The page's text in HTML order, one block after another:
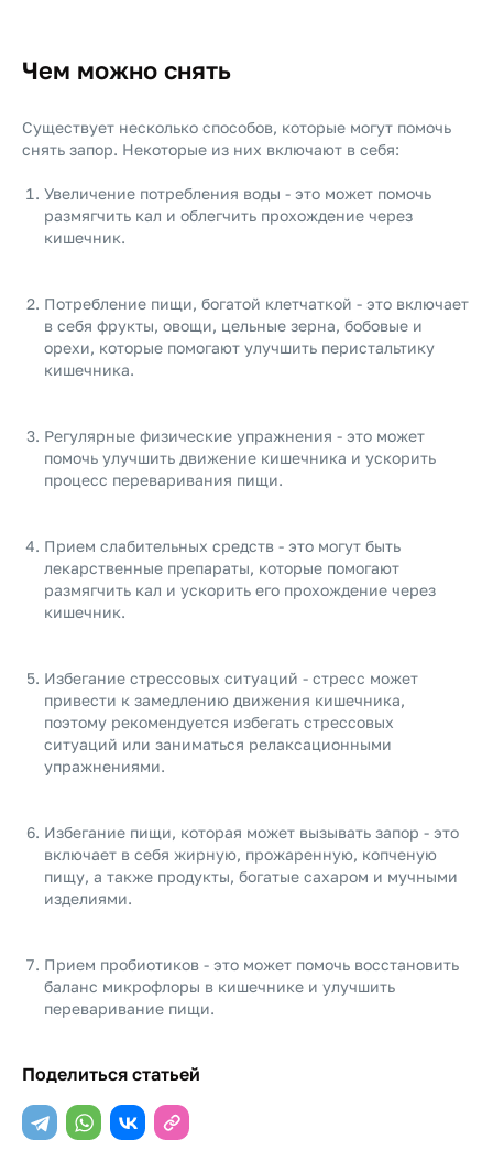
Чем можно снять
Существует несколько способов, которые могут помочь
снять запор. Некоторые из них включают в себя:
Увеличение потребления воды - это может помочь
размягчить кал и облегчить прохождение через
кишечник.
Потребление пищи, богатой клетчаткой - это включает
в себя фрукты, овощи, цельные зерна, бобовые и
орехи, которые помогают улучшить перистальтику
кишечника.
Регулярные физические упражнения - это может
помочь улучшить движение кишечника и ускорить
процесс переваривания пищи.
Прием слабительных средств - это могут быть
лекарственные препараты, которые помогают
размягчить кал и ускорить его прохождение через
кишечник.
Избегание стрессовых ситуаций - стресс может
привести к замедлению движения кишечника,
поэтому рекомендуется избегать стрессовых
ситуаций или заниматься релаксационными
упражнениями.
Избегание пищи, которая может вызывать запор - это
включает в себя жирную, прожаренную, копченую
пищу, а также продукты, богатые сахаром и мучными
изделиями.
Прием пробиотиков - это может помочь восстановить
баланс микрофлоры в кишечнике и улучшить
переваривание пищи.
Поделиться статьей